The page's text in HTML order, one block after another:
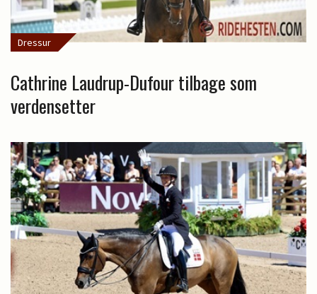
Dressur
Cathrine Laudrup-Dufour tilbage som
verdensetter